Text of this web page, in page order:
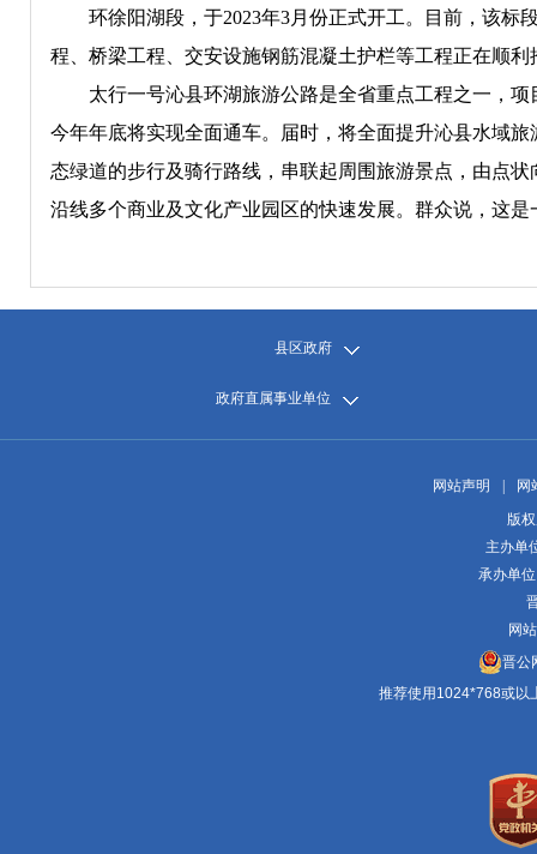
环徐阳湖段，于2023年3月份正式开工。目前，该标
程、桥梁工程、交安设施钢筋混凝土护栏等工程正在顺利
太行一号沁县环湖旅游公路是全省重点工程之一，项
今年年底将实现全面通车。届时，将全面提升沁县水域
态绿道的步行及骑行路线，串联起周围旅游景点，由点
沿线多个商业及文化产业园区的快速发展。群众说，这
县区政府
政府直属事业单位
网站声明
网
版
主办单
承办单
网
晋公
推荐使用1024*768或以